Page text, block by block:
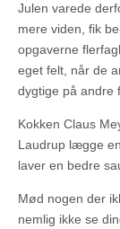
Julen varede
mere viden, fik
opgaverne
eget felt, når de
dygtige på andre
Kokken Claus
Laudrup lægge
laver en bedre
Mød nogen der
nemlig ikke se